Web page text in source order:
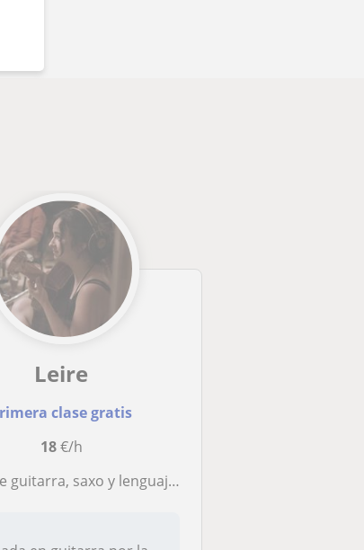
Leire
clase gratis
18€/h
guitarra, saxo y lenguaje musical